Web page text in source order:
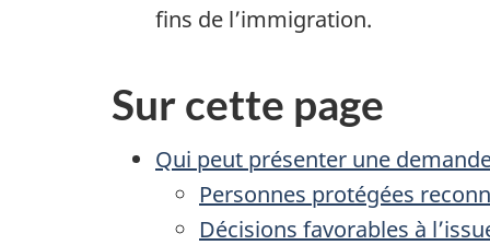
fins de l’immigration.
Sur cette page
Qui peut présenter une
Personnes protégées
Décisions favorables à